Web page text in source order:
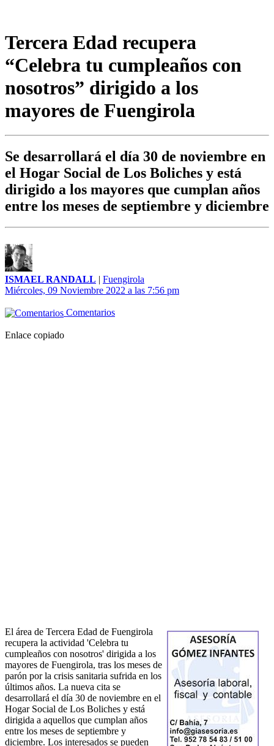
Tercera Edad recupera
“Celebra tu cumpleaños con
nosotros” dirigido a los
mayores de Fuengirola
Se desarrollará el día 30 de noviembre en
el Hogar Social de Los Boliches y está
dirigido a los mayores que cumplan años
entre los meses de septiembre y diciembre
ISMAEL RANDALL | Fuengirola
Miércoles, 09 Noviembre 2022 a las 7:56 pm
Comentarios
Enlace copiado
El área de Tercera Edad de Fuengirola
recupera la actividad 'Celebra tu
cumpleaños con nosotros' dirigida a los
mayores de Fuengirola, tras los meses de
parón por la crisis sanitaria sufrida en los
últimos años. La nueva cita se
desarrollará el día 30 de noviembre en el
Hogar Social de Los Boliches y está
dirigida a aquellos que cumplan años
entre los meses de septiembre y
diciembre. Los interesados se pueden